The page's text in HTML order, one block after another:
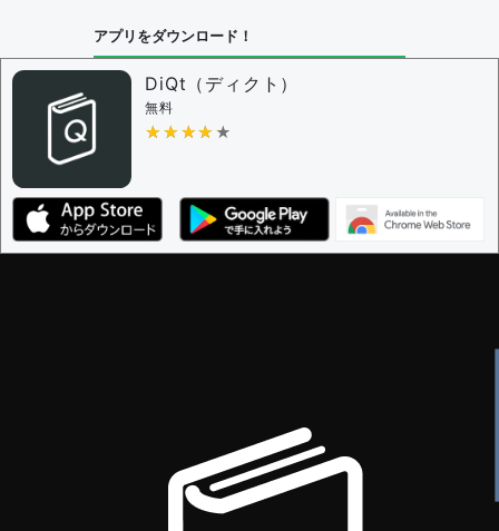
アプリをダウンロード！
DiQt（ディクト）
無料
★★★★★
★★★★★